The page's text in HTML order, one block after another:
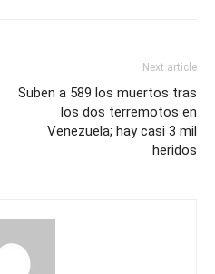
Next article
Suben a 589 los muertos tras
los dos terremotos en
Venezuela; hay casi 3 mil
heridos